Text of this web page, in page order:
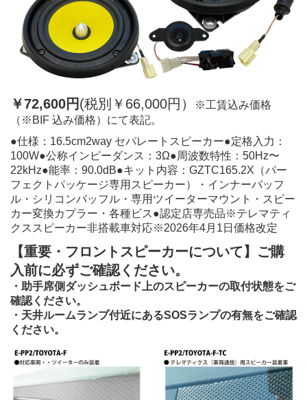
￥72,600円(税別￥66,000円）
※工賃込み価格
（※BIF 込み価格）にて表記。
●仕様：16.5cm2way セパレートスピーカー●定格入力：
100W●公称インピーダンス：3Ω●周波数特性：50Hz〜
22kHz●能率：90.0dB●キット内容：GZTC165.2X（パー
フェクトパッケージ専用スピーカー）・インナーバッフ
ル・シリコンバッフル・専用ツイーターマウント・スピー
カー変換カプラー・各種ビス●認定店専売品※テレマティ
クススピーカー非搭載車対応※2026年4月1日価格改定
【重要・フロントスピーカーについて】 ご購
入前に必ずご確認ください。
・助手席側ダッシュボード上のスピーカーの取付状態をご
確認ください。
・天井ルームランプ付近にあるSOSランプの有無をご確認
ください。